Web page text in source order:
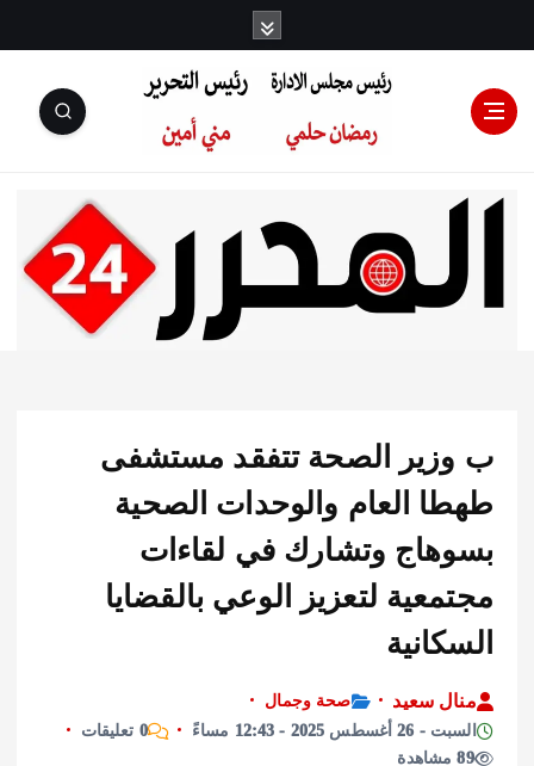
رئيس مجلس
الإدارة: رمضان
التحرير:مني أمين
الصحة تتفقد مستشفى
العام والوحدات الصحية
وتشارك في لقاءات
لتعزيز الوعي بالقضايا
سعيد
صحة وجمال
0 تعليقات